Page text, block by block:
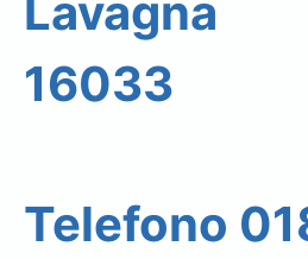
Lavagna
16033
Telefono